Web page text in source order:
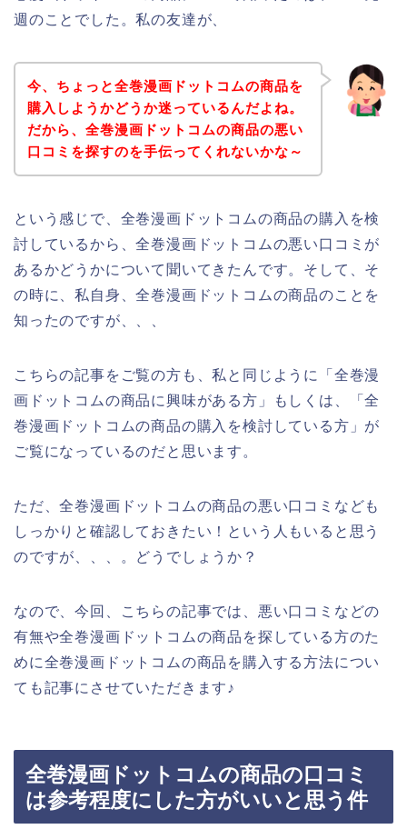
週のことでした。私の友達が、
今、ちょっと全巻漫画ドットコムの商品を
購入しようかどうか迷っているんだよね。
だから、全巻漫画ドットコムの商品の悪い
口コミを探すのを手伝ってくれないかな～
という感じで、全巻漫画ドットコムの商品の購入を検
討しているから、全巻漫画ドットコムの悪い口コミが
あるかどうかについて聞いてきたんです。そして、そ
の時に、私自身、全巻漫画ドットコムの商品のことを
知ったのですが、、、
こちらの記事をご覧の方も、私と同じように「全巻漫
画ドットコムの商品に興味がある方」もしくは、「全
巻漫画ドットコムの商品の購入を検討している方」が
ご覧になっているのだと思います。
ただ、全巻漫画ドットコムの商品の悪い口コミなども
しっかりと確認しておきたい！という人もいると思う
のですが、、、。どうでしょうか？
なので、今回、こちらの記事では、悪い口コミなどの
有無や全巻漫画ドットコムの商品を探している方のた
めに全巻漫画ドットコムの商品を購入する方法につい
ても記事にさせていただきます♪
全巻漫画ドットコムの商品の口コミ
は参考程度にした方がいいと思う件